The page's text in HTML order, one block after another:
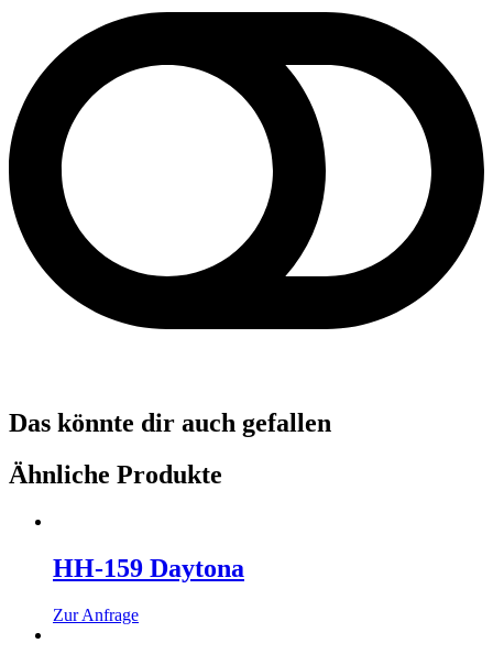
Das könnte dir auch gefallen
Ähnliche Produkte
HH-159 Daytona
Zur Anfrage